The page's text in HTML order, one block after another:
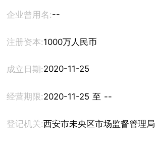
企业曾用名:--
注册资本:1000万人民币
成立日期:2020-11-25
经营期限: 2020-11-25 至 --
登记机关:西安市未央区市场监督管理局